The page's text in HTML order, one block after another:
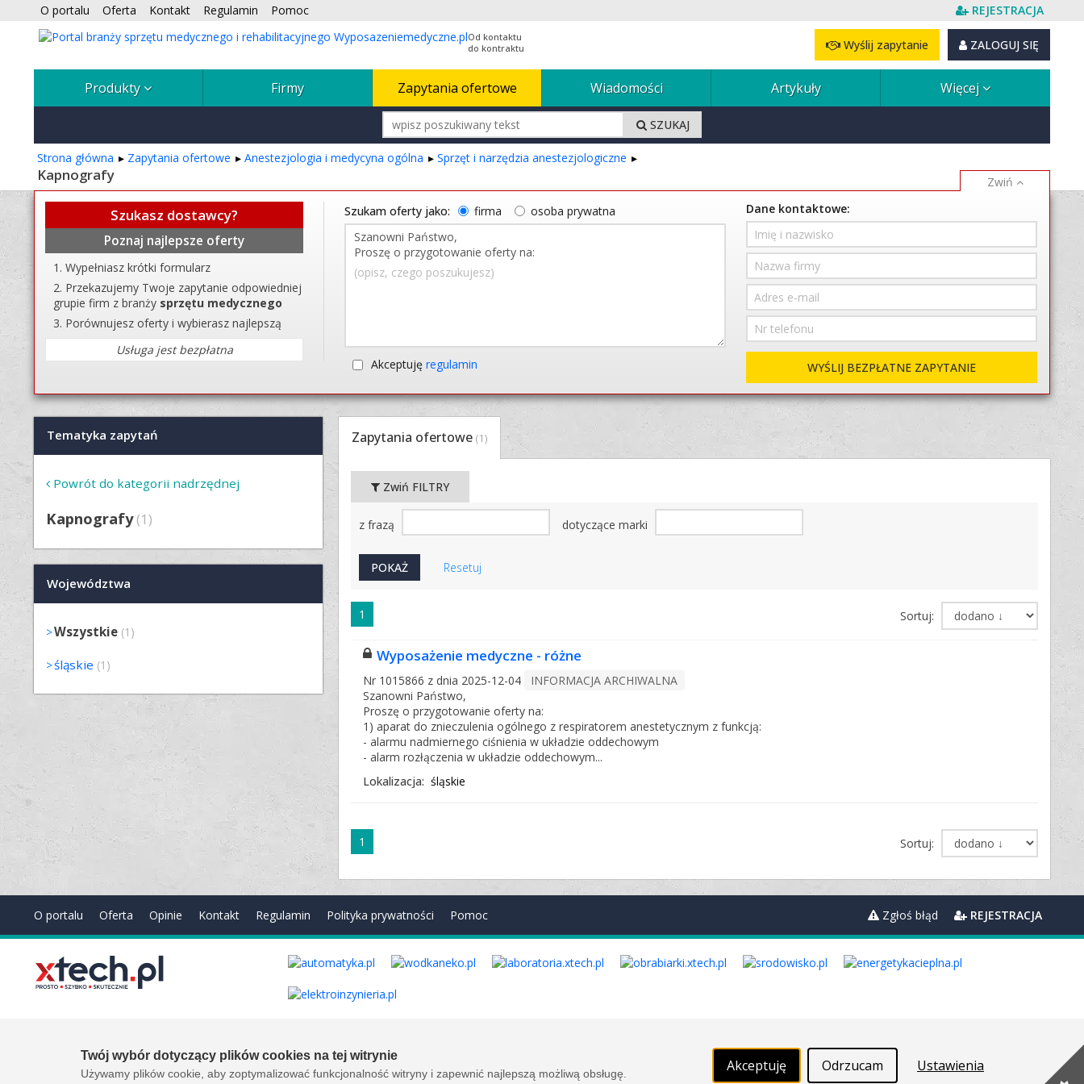
Twój wybór dotyczący plików cookies na tej witrynie
Używamy plików cookie, aby zoptymalizować funkcjonalność witryny i zapewnić najlepszą możliwą obsługę. Akceptuję Odrzucam Ustawienia
O portalu Oferta Kontakt Regulamin Pomoc REJESTRACJA
Od kontaktu
do kontraktu
ZALOGUJ SIĘ
Wyślij zapytanie
Produkty Firmy Zapytania ofertowe Wiadomości Artykuły Więcej
SZUKAJ
Strona główna Zapytania ofertowe Anestezjologia i medycyna ogólna Sprzęt i narzędzia anestezjologiczne
Kapnografy
Zapytania ofertowe (1)
Zwiń FILTRY
z frazą dotyczące marki
Resetuj
1 Sortuj:
Wyposażenie medyczne - różne
Nr 1015866 z dnia 2025-12-04
INFORMACJA ARCHIWALNA
Szanowni Państwo,
Proszę o przygotowanie oferty na:
1) aparat do znieczulenia ogólnego z respiratorem anestetycznym z funkcją:
- alarmu nadmiernego ciśnienia w układzie oddechowym
- alarm rozłączenia w układzie oddechowym...
Lokalizacja: śląskie
1 Sortuj:
Tematyka zapytań
Powrót do kategorii nadrzędnej
Kapnografy (1)
Województwa
Wszystkie (1)
śląskie (1)
Szukasz dostawcy?
Poznaj najlepsze oferty
Wypełniasz krótki formularz
Przekazujemy Twoje zapytanie odpowiedniej
grupie firm z branży sprzętu medycznego
Porównujesz oferty i wybierasz najlepszą
Usługa jest bezpłatna
Szukam oferty jako: firma osoba prywatna
(opisz, czego poszukujesz)
Akceptuję regulamin
Dane kontaktowe:
WYŚLIJ BEZPŁATNE ZAPYTANIE
O portalu Oferta Opinie Kontakt Regulamin Polityka prywatności Pomoc Zgłoś błąd REJESTRACJA
Created by:it.xtech.pl - Software House dla MŚP